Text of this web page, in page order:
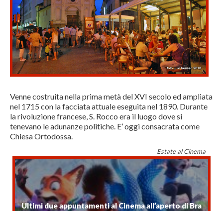
Venne costruita nella prima metà del XVI secolo ed ampliata
nel 1715 con la facciata attuale eseguita nel 1890. Durante
la rivoluzione francese, S. Rocco era il luogo dove si
tenevano le adunanze politiche. E’ oggi consacrata come
Chiesa Ortodossa.
Estate al Cinema
Ultimi due appuntamenti al Cinema all’aperto di Bra